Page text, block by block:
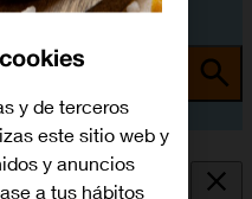
y de terceros
este sitio web y
y anuncios
a tus hábitos